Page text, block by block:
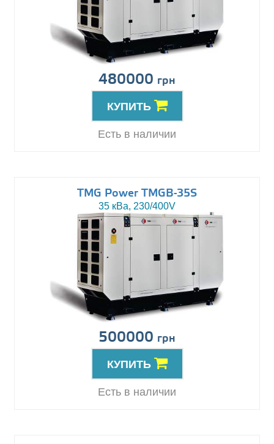
480000 грн
КУПИТЬ
Есть в наличии
TMG Power TMGB-35S
35 кВа, 230/400V
500000 грн
КУПИТЬ
Есть в наличии